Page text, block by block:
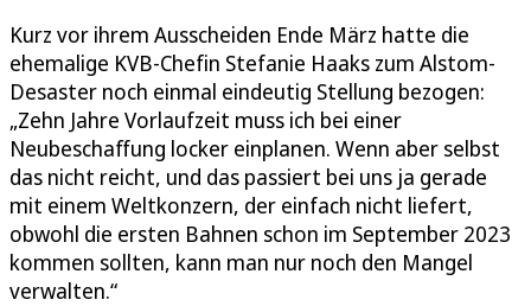
Kurz vor ihrem Ausscheiden Ende März hatte die
ehemalige KVB-Chefin Stefanie Haaks zum Alstom-
Desaster noch einmal eindeutig Stellung bezogen:
„Zehn Jahre Vorlaufzeit muss ich bei einer
Neubeschaffung locker einplanen. Wenn aber selbst
das nicht reicht, und das passiert bei uns ja gerade
mit einem Weltkonzern, der einfach nicht liefert,
obwohl die ersten Bahnen schon im September 2023
kommen sollten, kann man nur noch den Mangel
verwalten.“